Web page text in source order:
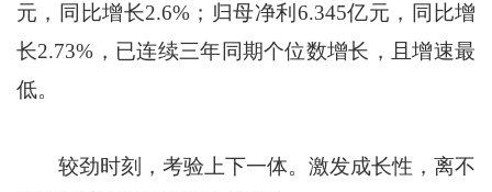
元，同比增长2.6%；归母净利6.345亿元，同比增
长2.73%，已连续三年同期个位数增长，且增速最
低。
较劲时刻，考验上下一体。激发成长性，离不